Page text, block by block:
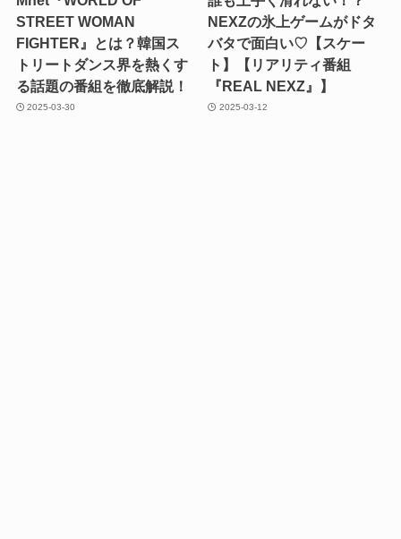
STREET WOMAN
FIGHTER』とは？韓国ス
トリートダンス界を熱くす
る話題の番組を徹底解説！
2025-03-30
NEXZの氷上ゲームがドタ
バタで面白い♡【スケー
ト】【リアリティ番組
『REAL NEXZ』】
2025-03-12